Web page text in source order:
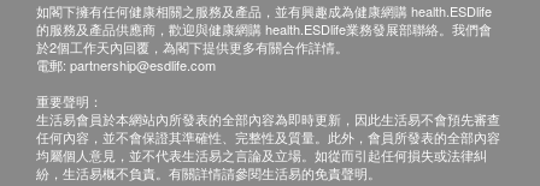
如閣下擁有任何健康相關之服務及產品，並有興趣成為健康網購 health.ESDlife
的服務及產品供應商，歡迎與健康網購 health.ESDlife業務發展部聯絡。我們會
於2個工作天內回覆，為閣下提供更多有關合作詳情。
電郵: partnership@esdlife.com
重要聲明：
生活易會員於本網站內所發表的全部內容為即時更新，因此生活易不會預先審查
任何內容，並不會保證其準確性、完整性及質量。此外，會員所發表的全部內容
均屬個人意見，並不代表生活易之言論及立場。如從而引起任何損失或法律糾
紛，生活易概不負責。有關詳情請參閱生活易的免責聲明。